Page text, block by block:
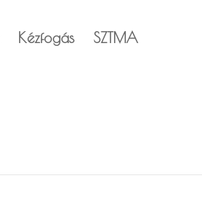
Kézfogás SZTMA